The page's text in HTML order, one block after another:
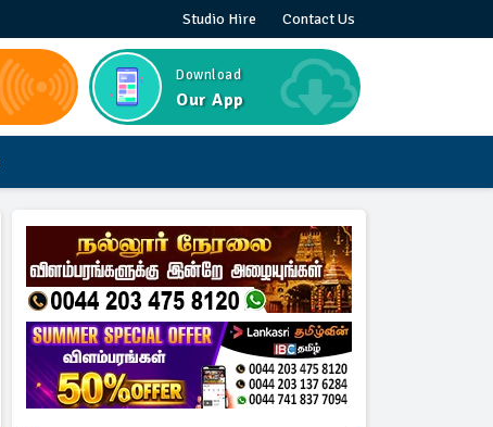
Studio Hire Contact Us
Download
Our App